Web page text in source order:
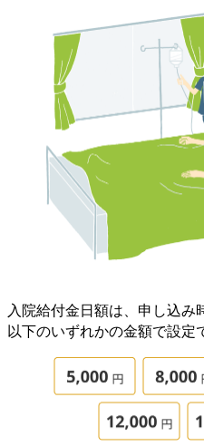
入院給付金日額は、申し込み
以下のいずれかの金額で設定